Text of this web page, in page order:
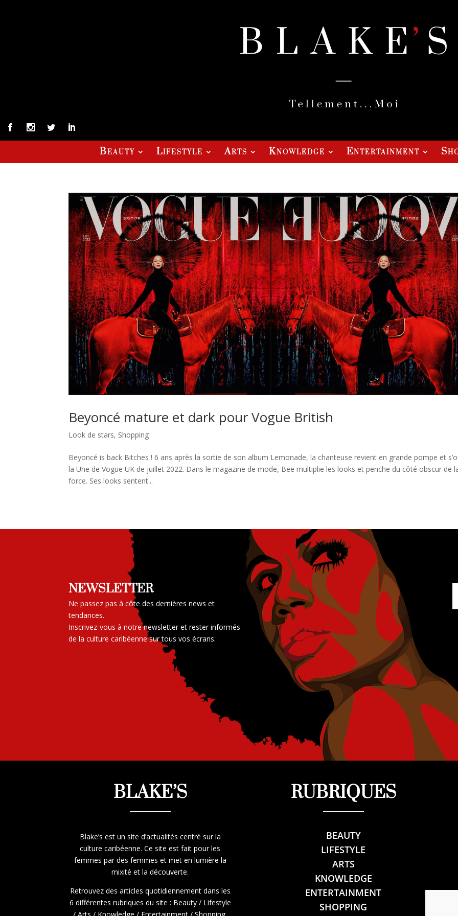
Beauty Lifestyle Arts Knowledge Entertainment
Beyoncé mature et dark pour Vogue British
Look de stars, Shopping
Beyoncé is back Bitches ! 6 ans après la sortie de son album Lemonade, la chanteuse revient en grande pompe et
la Une de Vogue UK de juillet 2022. Dans le magazine de mode, Bee multiplie les looks et penche du côté obscur de
force. Ses looks sentent...
NEWSLETTER
Ne passez pas à côte des dernières news et
tendances.
Inscrivez-vous à notre newsletter et rester informés
de la culture caribéenne sur tous vos écrans.
BLAKE’S
Blake’s est un site d’actualités centré sur la
culture caribéenne. Ce site est fait pour les
femmes par des femmes et met en lumière la
mixité et la découverte.
Retrouvez des articles quotidiennement dans les
6 différentes rubriques du site : Beauty / Lifestyle
RUBRIQUES
BEAUTY
LIFESTYLE
ARTS
KNOWLEDGE
ENTERTAINMENT
SHOPPING